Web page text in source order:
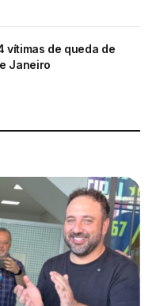
vítimas de queda de
Janeiro